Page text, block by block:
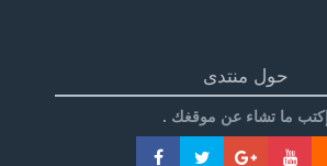
حول منتدى
إكتب ما تشاء عن موقغك .